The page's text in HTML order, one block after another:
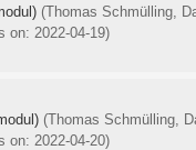
(Thomas Schmülling,
on: 2022-04-19)
(Thomas Schmülling,
on: 2022-04-20)